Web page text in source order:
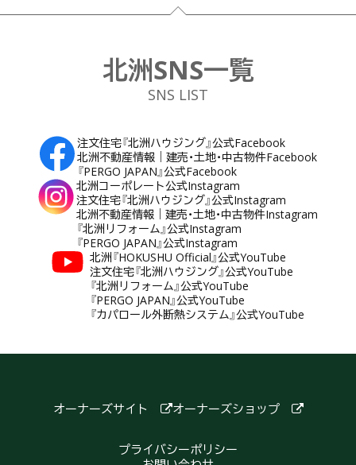
フッター
北洲SNS一覧
SNS LIST
注文住宅『北洲ハウジング』公式Facebook
北洲不動産情報｜建売・土地・中古物件Facebook
『PERGO JAPAN』公式Facebook
北洲コーポレート公式Instagram
注文住宅『北洲ハウジング』公式Instagram
北洲不動産情報｜建売・土地・中古物件Instagram
『北洲リフォーム』公式Instagram
『PERGO JAPAN』公式Instagram
北洲『HOKUSHU Official』公式YouTube
注文住宅『北洲ハウジング』公式YouTube
『北洲リフォーム』公式YouTube
『PERGO JAPAN』公式YouTube
『カパロール外断熱システム』公式YouTube
オーナーズサイト オーナーズショップ
プライバシーポリシー